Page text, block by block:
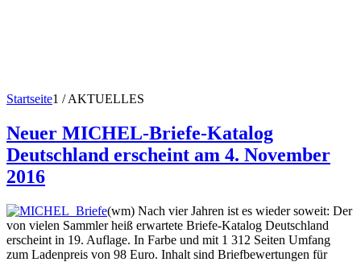
Startseite1 / AKTUELLES
Neuer MICHEL-Briefe-Katalog
Deutschland erscheint am 4. November
2016
(wm) Nach vier Jahren ist es wieder soweit: Der
von vielen Sammler heiß erwartete Briefe-Katalog Deutschland
erscheint in 19. Auflage. In Farbe und mit 1 312 Seiten Umfang
zum Ladenpreis von 98 Euro. Inhalt sind Briefbewertungen für